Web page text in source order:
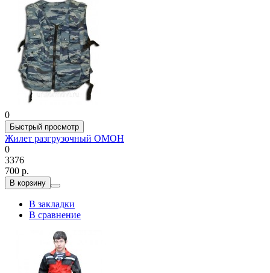
0
Быстрый просмотр
Жилет разгрузочный ОМОН
0
3376
700 р.
В корзину
В закладки
В сравнение